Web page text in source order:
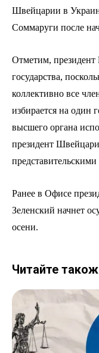
Швейцарии в
Соммаруги после
Отметим, президент
государства,
коллективно все
избирается на один
высшего органа
президент
Ранее в Офисе
Зеленский начнет
осени.
Читайте також